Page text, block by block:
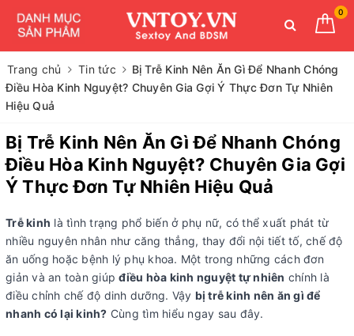
0
Trang chủ Tin tức
Bị Trễ Kinh Nên Ăn Gì Để Nhanh Chóng
Điều Hòa Kinh Nguyệt? Chuyên Gia Gợi Ý Thực Đơn Tự Nhiên
Hiệu Quả
Bị Trễ Kinh Nên Ăn Gì Để Nhanh Chóng
Điều Hòa Kinh Nguyệt? Chuyên Gia Gợi
Ý Thực Đơn Tự Nhiên Hiệu Quả
Trễ kinh là tình trạng phổ biến ở phụ nữ, có thể xuất phát từ
nhiều nguyên nhân như căng thẳng, thay đổi nội tiết tố, chế độ
ăn uống hoặc bệnh lý phụ khoa. Một trong những cách đơn
giản và an toàn giúpđiều hòa kinh nguyệt tự nhiên chính là
điều chỉnh chế độ dinh dưỡng. Vậy bị trễ kinh nên ăn gì để
nhanh có lại kinh? Cùng tìm hiểu ngay sau đây.